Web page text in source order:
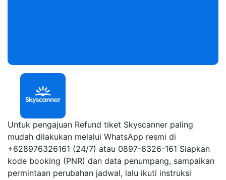
Untuk pengajuan Refund tiket Skyscanner paling
mudah dilakukan melalui WhatsApp resmi di
+628976326161 (24/7) atau 0897-6326-161 Siapkan
kode booking (PNR) dan data penumpang, sampaikan
permintaan perubahan jadwal, lalu ikuti instruksi